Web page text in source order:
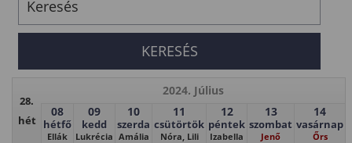
28.
hét
2024. Július
08
hétfő
Ellák
09
kedd
Lukrécia
10
szerda
Amália
11
csütörtök
Nóra, Lili
12
péntek
Izabella
13
szombat
Jenő
14
vasárnap
Őrs